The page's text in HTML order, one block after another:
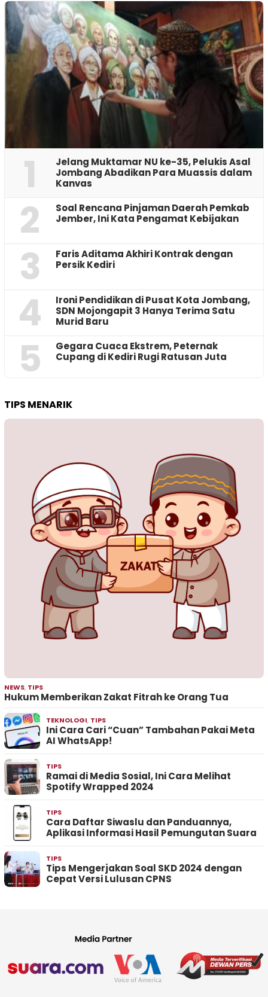
1
Jelang Muktamar NU ke-35, Pelukis Asal
Jombang Abadikan Para Muassis dalam
Kanvas
2
‎Soal Rencana Pinjaman Daerah Pemkab
Jember, Ini Kata Pengamat Kebijakan ‎
3
Faris Aditama Akhiri Kontrak dengan
Persik Kediri
4
Ironi Pendidikan di Pusat Kota Jombang,
SDN Mojongapit 3 Hanya Terima Satu
Murid Baru
5
‎Gegara Cuaca Ekstrem, Peternak
Cupang di Kediri Rugi Ratusan Juta
TIPS MENARIK
NEWS, TIPS
Hukum Memberikan Zakat Fitrah ke Orang Tua
TEKNOLOGI, TIPS
Ini Cara Cari “Cuan” Tambahan Pakai Meta
AI WhatsApp!
TIPS
Ramai di Media Sosial, Ini Cara Melihat
Spotify Wrapped 2024
TIPS
Cara Daftar Siwaslu dan Panduannya,
Aplikasi Informasi Hasil Pemungutan Suara
TIPS
Tips Mengerjakan Soal SKD 2024 dengan
Cepat Versi Lulusan CPNS